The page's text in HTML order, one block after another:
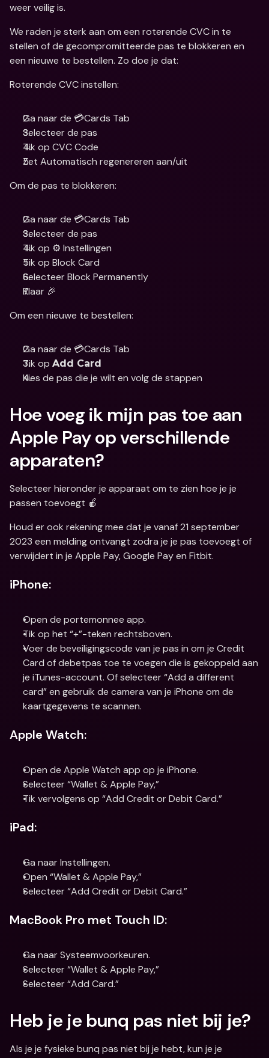
weer veilig is.
We raden je sterk aan om een roterende CVC in te
stellen of de gecompromitteerde pas te blokkeren en
een nieuwe te bestellen. Zo doe je dat:
Roterende CVC instellen:
Ga naar de 💳Cards Tab
Selecteer de pas
Tik op CVC Code
Zet Automatisch regenereren aan/uit
Om de pas te blokkeren:
Ga naar de 💳Cards Tab
Selecteer de pas
Tik op ⚙️ Instellingen
Tik op Block Card
Selecteer Block Permanently
Klaar 🎉
Om een nieuwe te bestellen:
Ga naar de 💳Cards Tab
Tik op Add Card
Kies de pas die je wilt en volg de stappen
Hoe voeg ik mijn pas toe aan
Apple Pay op verschillende
apparaten?
Selecteer hieronder je apparaat om te zien hoe je je
passen toevoegt 🍎
Houd er ook rekening mee dat je vanaf 21 september
2023 een melding ontvangt zodra je je pas toevoegt of
verwijdert in je Apple Pay, Google Pay en Fitbit.
iPhone:
Open de portemonnee app.
Tik op het “+”-teken rechtsboven.
Voer de beveiligingscode van je pas in om je Credit
Card of debetpas toe te voegen die is gekoppeld aan
je iTunes-account. Of selecteer “Add a different
card” en gebruik de camera van je iPhone om de
kaartgegevens te scannen.
Apple Watch:
Open de Apple Watch app op je iPhone.
Selecteer “Wallet & Apple Pay,”
Tik vervolgens op “Add Credit or Debit Card.”
iPad:
Ga naar Instellingen.
Open “Wallet & Apple Pay,”
Selecteer “Add Credit or Debit Card.”
MacBook Pro met Touch ID:
Ga naar Systeemvoorkeuren.
Selecteer “Wallet & Apple Pay,”
Selecteer “Add Card.”
Heb je je bunq pas niet bij je?
Als je je fysieke bunq pas niet bij je hebt, kun je je